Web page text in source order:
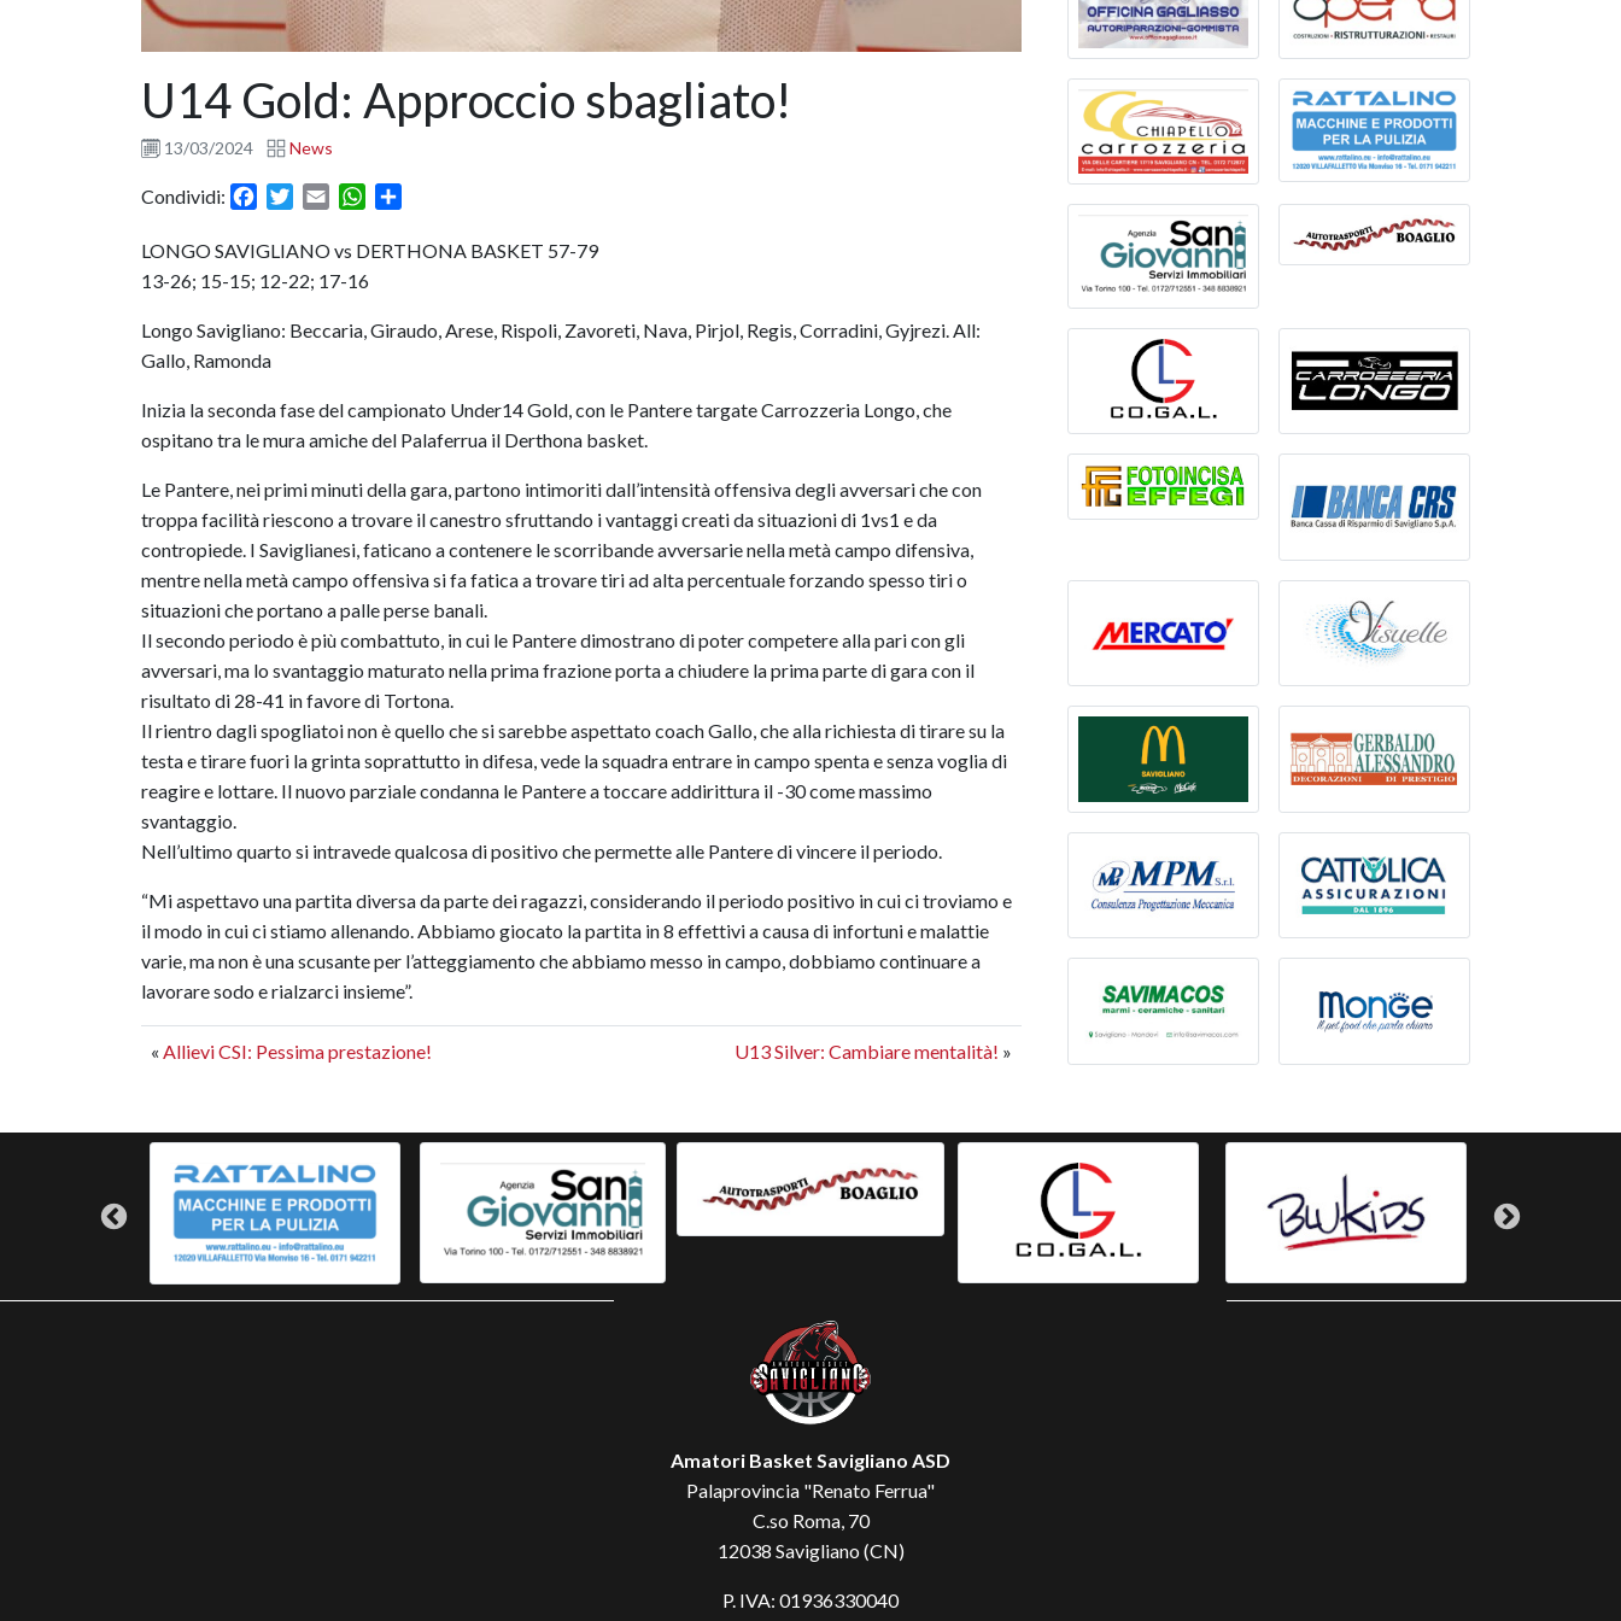
U14 Gold: Approccio sbagliato!
13/03/2024 News
Condividi: FacebookTwitter
Email WhatsApp
LONGO SAVIGLIANO vs DERTHONA BASKET 57-79
13-26; 15-15; 12-22; 17-16
Longo Savigliano: Beccaria, Giraudo, Arese, Rispoli, Zavoreti, Nava, Pirjol, Regis, Corradini, Gyjrezi. All:
Gallo, Ramonda
Inizia la seconda fase del campionato Under14 Gold, con le Pantere targate Carrozzeria Longo, che
ospitano tra le mura amiche del Palaferrua il Derthona basket.
Le Pantere, nei primi minuti della gara, partono intimoriti dall’intensità offensiva degli avversari che con
troppa facilità riescono a trovare il canestro sfruttando i vantaggi creati da situazioni di 1vs1 e da
contropiede. I Saviglianesi, faticano a contenere le scorribande avversarie nella metà campo difensiva,
mentre nella metà campo offensiva si fa fatica a trovare tiri ad alta percentuale forzando spesso tiri o
situazioni che portano a palle perse banali.
Il secondo periodo è più combattuto, in cui le Pantere dimostrano di poter competere alla pari con gli
avversari, ma lo svantaggio maturato nella prima frazione porta a chiudere la prima parte di gara con il
risultato di 28-41 in favore di Tortona.
Il rientro dagli spogliatoi non è quello che si sarebbe aspettato coach Gallo, che alla richiesta di tirare su la
testa e tirare fuori la grinta soprattutto in difesa, vede la squadra entrare in campo spenta e senza voglia di
reagire e lottare. Il nuovo parziale condanna le Pantere a toccare addirittura il -30 come massimo
svantaggio.
Nell’ultimo quarto si intravede qualcosa di positivo che permette alle Pantere di vincere il periodo.
“Mi aspettavo una partita diversa da parte dei ragazzi, considerando il periodo positivo in cui ci troviamo e
il modo in cui ci stiamo allenando. Abbiamo giocato la partita in 8 effettivi a causa di infortuni e malattie
varie, ma non è una scusante per l’atteggiamento che abbiamo messo in campo, dobbiamo continuare a
lavorare sodo e rialzarci insieme”.
« Allievi CSI: Pessima prestazione! U13 Silver: Cambiare mentalità! »
Amatori Basket Savigliano ASD
Palaprovincia "Renato Ferrua"
C.so Roma, 70
12038 Savigliano (CN)
P. IVA: 01936330040